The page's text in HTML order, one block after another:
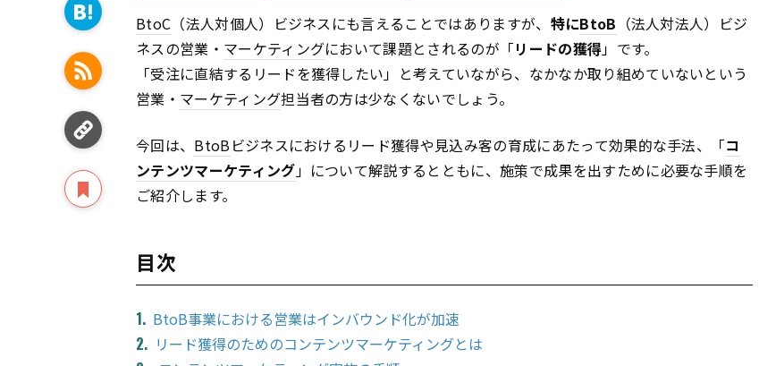
BtoC （法人対個人）ビジネスにも言えることではありますが、 特にBtoB （法人対法人）ビジ
ネスの営業・ マーケティングにおいて課題とされるのが「リードの獲得」です。
「受注に直結するリードを獲得したい」と考えていながら、なかなか取り組めていないという
営業・ マーケティング担当者の方は少なくないでしょう。
今回は、 BtoBビジネスにおけるリード獲得や見込み客の育成にあたって効果的な手法、「コ
ンテンツマーケティング」について解説するとともに、施策で成果を出すために必要な手順を
ご紹介します。
目次
BtoB事業における営業はインバウンド化が加速
リード獲得のためのコンテンツマーケティングとは